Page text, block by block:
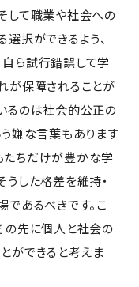
して職業や社会への
択ができるよう、
ら試行錯誤して学
が保障されることが
るのは社会的公正の
う嫌な言葉もあります
たちだけが豊かな学
うした格差を維持・
であるべきです。こ
の先に個人と社会の
ができると考えま